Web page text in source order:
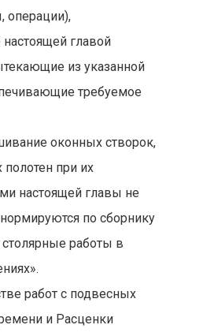
операции),
главой
из указанной
требуемое
оконных створок,
при их
настоящей главы не
по сборнику
работы в
работ с подвесных
и Расценки